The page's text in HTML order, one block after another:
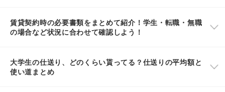
賃貸契約時の必要書類をまとめて紹介！学生・転職・無職
の場合など状況に合わせて確認しよう！
大学生の仕送り、どのくらい貰ってる？仕送りの平均額と
使い道まとめ